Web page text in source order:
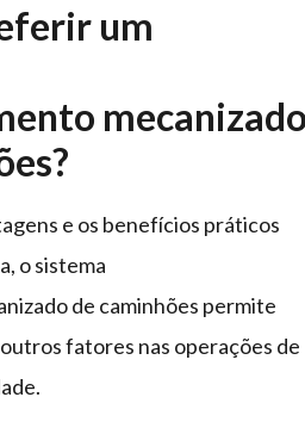
um
e os benefícios práticos
o sistema
de caminhões permite
fatores nas operações de